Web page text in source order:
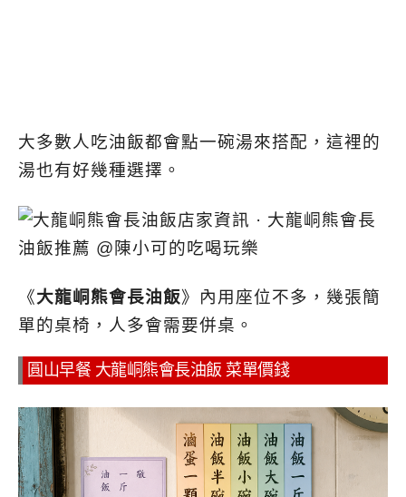
大多數人吃油飯都會點一碗湯來搭配， 這裡的
湯也有好幾種選擇。
《大龍峒熊會長油飯》內用座位不多，幾張簡
單的桌椅，人多會需要併桌。
圓山早餐 大龍峒熊會長油飯 菜單價錢